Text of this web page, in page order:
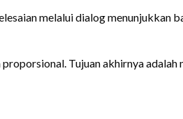
melalui dialog menunjukkan
Tujuan akhirnya